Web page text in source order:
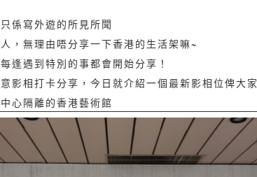
係寫外遊的所見所聞
，無理由唔分享一下香港的生活架嘛~
逢遇到特別的事都會開始分享！
影相打卡分享，今日就介紹一個最新影相位俾大家
心隔離的香港藝術館